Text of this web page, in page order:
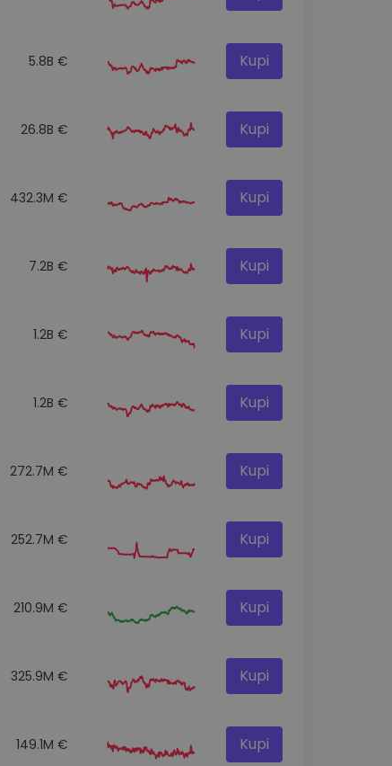
5.8B € Kupi
26.8B € Kupi
432.3M € Kupi
7.2B € Kupi
1.2B € Kupi
1.2B € Kupi
272.7M € Kupi
252.7M € Kupi
210.9M € Kupi
325.9M € Kupi
149.1M € Kupi